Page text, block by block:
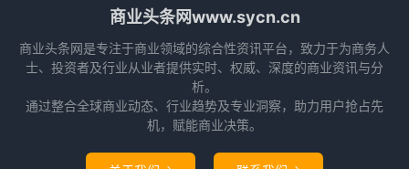
商业头条网www.sycn.cn
商业头条网是专注于商业领域的综合性资讯平台，致力于为商务人
士、投资者及行业从业者提供实时、权威、深度的商业资讯与分
析。
通过整合全球商业动态、行业趋势及专业洞察，助力用户抢占先
机，赋能商业决策。